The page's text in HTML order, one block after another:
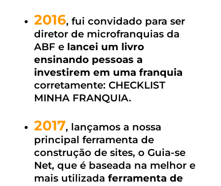
2016, fui convidado para ser
diretor de microfranquias da
ABF e lancei um livro
ensinando pessoas a
investirem em uma franquia
corretamente: CHECKLIST
MINHA FRANQUIA.
2017, lançamos a nossa
principal ferramenta de
construção de sites, o Guia-se
Net, que é baseada na melhor e
mais utilizada ferramenta de